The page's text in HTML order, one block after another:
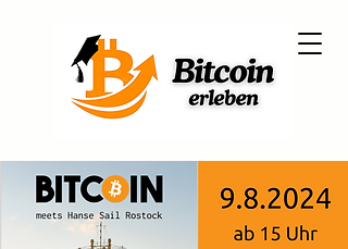
Martin Winterlich
dein Bitcoin Coach